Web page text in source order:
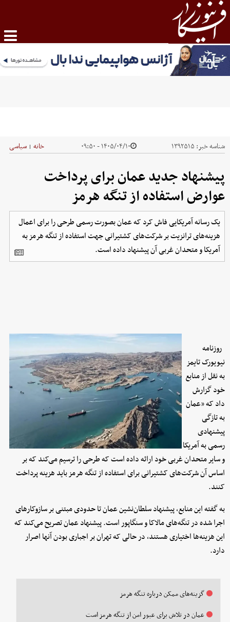
شناسه خبر: ۱۳۹۲۵۱۵ ۱۴۰۵/۰۴/۱۰ - ۰۹:۵۰ خانه | سیاسی
پیشنهاد جدید عمان برای پرداخت
عوارض استفاده از تنگه هرمز
یک رسانه آمریکایی فاش کرد که عمان بصورت رسمی طرحی را برای اعمال
هزینه‌های ترانزیت بر شرکت‌های کشتیرانی جهت استفاده از تنگه هرمز به
آمریکا و متحدان غربی آن پیشنهاد داده است.
روزنامه
نیویورک تایمز
به نقل از منابع
خود گزارش
داد که «عمان
به تازگی
پیشنهادی
رسمی به آمریکا
و سایر متحدان غربی خود ارائه داده است که طرحی را ترسیم می‌کند که بر
اساس آن شرکت‌های کشتیرانی برای استفاده از تنگه هرمز باید هزینه پرداخت
کنند.
به گفته این منابع، پیشنهاد سلطان‌نشین عمان تا حدودی مبتنی بر سازوکارهای
اجرا شده در تنگه‌های مالاکا و سنگاپور است. پیشنهاد عمان تصریح می‌کند که
این هزینه‌ها اختیاری هستند، در حالی که تهران بر اجباری بودن آنها اصرار
دارد.
گزینه‌های ممکن درباره تنگه هرمز
عمان در تلاش برای عبور امن از تنگه هرمز است